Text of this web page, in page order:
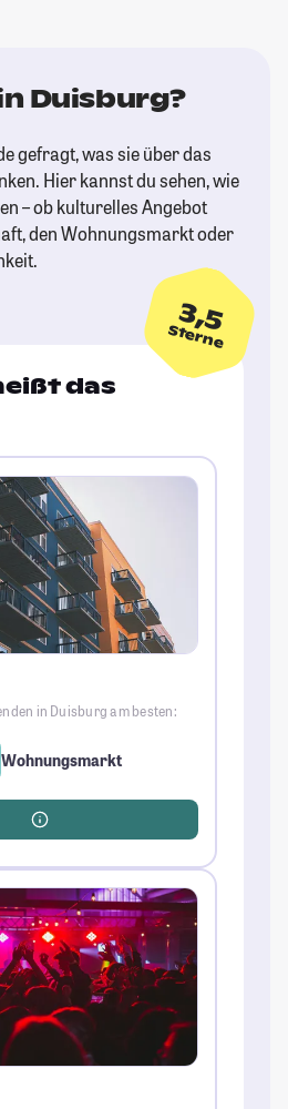
Duisburg?
gefragt, was sie über das
Hier kannst du sehen, wie
– ob kulturelles Angebot
den Wohnungsmarkt oder
3,5
Sterne
das
in Duisburg am besten:
Wohnungsmarkt